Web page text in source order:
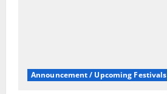
Announcement / Upcoming Festivals